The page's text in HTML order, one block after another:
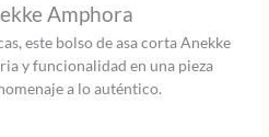
Amphora
este bolso de asa corta Anekke
y funcionalidad en una pieza
a lo auténtico.